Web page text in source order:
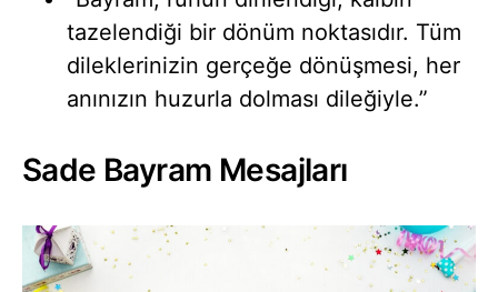
tazelendiği bir dönüm noktasıdır. Tüm
dileklerinizin gerçeğe dönüşmesi, her
anınızın huzurla dolması dileğiyle.”
Sade Bayram Mesajları